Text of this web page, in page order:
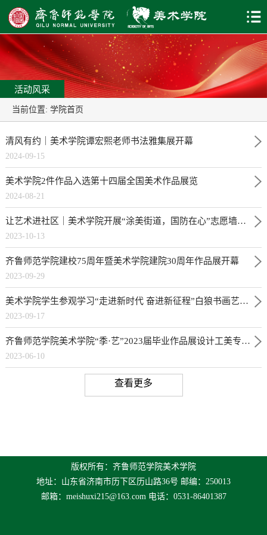
活动风采
当前位置: 学院首页
清风有约｜美术学院谭宏熙老师书法雅集展开幕
2024-09-15
美术学院2件作品入选第十四届全国美术作品展览
2024-08-21
让艺术进社区｜美术学院开展“涂美街道，国防在心”志愿墙绘活动
2023-10-13
齐鲁师范学院建校75周年暨美术学院建院30周年作品展开幕
2023-09-29
美术学院学生参观学习“走进新时代 奋进新征程”白狼书画艺术展
2023-09-17
齐鲁师范学院美术学院“季·艺”2023届毕业作品展设计工美专场正式开幕
2023-06-10
查看更多
版权所有：齐鲁师范学院美术学院
地址：山东省济南市历下区历山路36号 邮编：250013
邮箱： meishuxi215@163.com电话：0531-86401387